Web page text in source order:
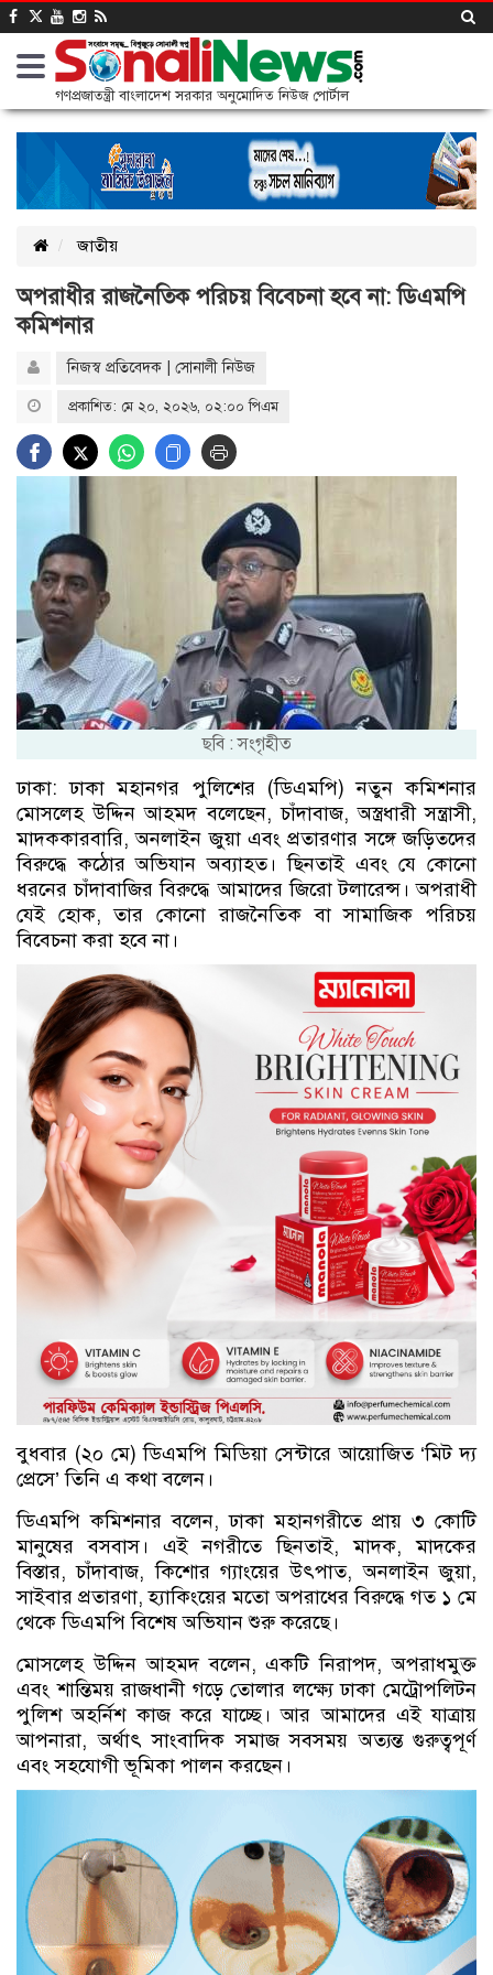
গণপ্রজাতন্ত্রী বাংলাদেশ সরকার অনুমোদিত নিউজ পোর্টাল
জাতীয়
অপরাধীর রাজনৈতিক পরিচয় বিবেচনা হবে না: ডিএমপি
কমিশনার
নিজস্ব প্রতিবেদক | সোনালী নিউজ
প্রকাশিত: মে ২০, ২০২৬, ০২:০০ পিএম
ছবি : সংগৃহীত
ঢাকা: ঢাকা মহানগর পুলিশের (ডিএমপি) নতুন কমিশনার
মোসলেহ উদ্দিন আহমদ বলেছেন, চাঁদাবাজ, অস্ত্রধারী সন্ত্রাসী,
মাদককারবারি, অনলাইন জুয়া এবং প্রতারণার সঙ্গে জড়িতদের
বিরুদ্ধে কঠোর অভিযান অব্যাহত। ছিনতাই এবং যে কোনো
ধরনের চাঁদাবাজির বিরুদ্ধে আমাদের জিরো টলারেন্স। অপরাধী
যেই হোক, তার কোনো রাজনৈতিক বা সামাজিক পরিচয়
বিবেচনা করা হবে না।
বুধবার (২০ মে) ডিএমপি মিডিয়া সেন্টারে আয়োজিত ‘মিট দ্য
প্রেসে’ তিনি এ কথা বলেন।
ডিএমপি কমিশনার বলেন, ঢাকা মহানগরীতে প্রায় ৩ কোটি
মানুষের বসবাস। এই নগরীতে ছিনতাই, মাদক, মাদকের
বিস্তার, চাঁদাবাজ, কিশোর গ্যাংয়ের উৎপাত, অনলাইন জুয়া,
সাইবার প্রতারণা, হ্যাকিংয়ের মতো অপরাধের বিরুদ্ধে গত ১ মে
থেকে ডিএমপি বিশেষ অভিযান শুরু করেছে।
মোসলেহ উদ্দিন আহমদ বলেন, একটি নিরাপদ, অপরাধমুক্ত
এবং শান্তিময় রাজধানী গড়ে তোলার লক্ষ্যে ঢাকা মেট্রোপলিটন
পুলিশ অহর্নিশ কাজ করে যাচ্ছে। আর আমাদের এই যাত্রায়
আপনারা, অর্থাৎ সাংবাদিক সমাজ সবসময় অত্যন্ত গুরুত্বপূর্ণ
এবং সহযোগী ভূমিকা পালন করছেন।